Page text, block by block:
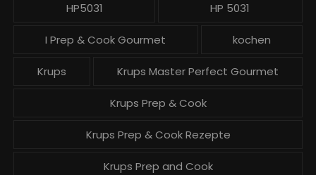
HP5031 HP 5031
I Prep & Cook Gourmet kochen
Krups Krups Master Perfect Gourmet
Krups Prep & Cook
Krups Prep & Cook Rezepte
Krups Prep and Cook